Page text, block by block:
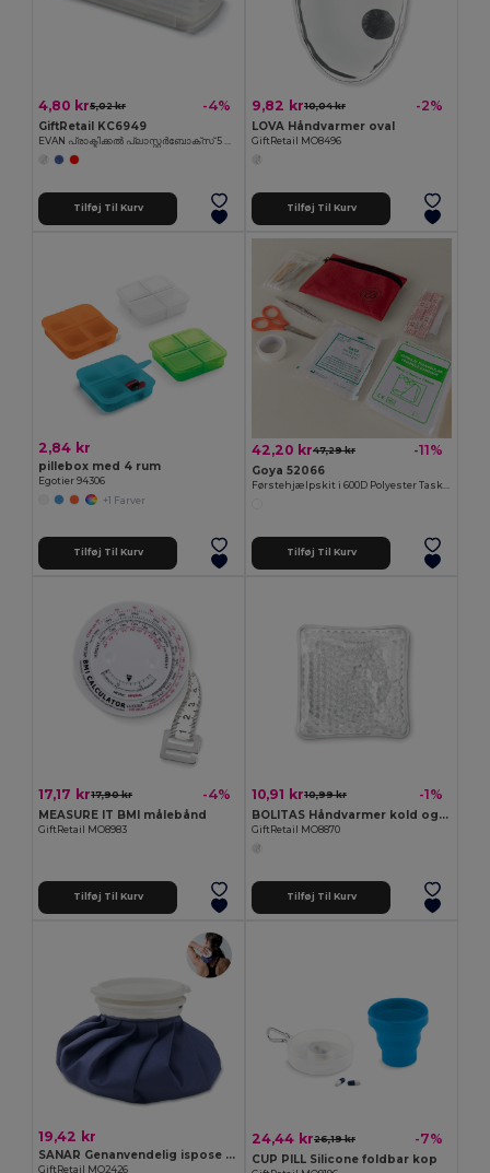
4,80 kr5,02 kr -4%
GiftRetail KC6949
Tilføj Til Kurv
9,82 kr10,04 kr -2%
LOVA Håndvarmer oval
GiftRetail MO8496
Tilføj Til Kurv
2,84 kr
pillebox med 4 rum
Egotier 94306
+1 Farver
Tilføj Til Kurv
42,20 kr47,29 kr -11%
Goya 52066
Tilføj Til Kurv
17,17 kr17,90 kr -4%
MEASURE IT BMI målebånd
GiftRetail MO8983
Tilføj Til Kurv
10,91 kr10,99 kr -1%
BOLITAS Håndvarmer kold og varm
GiftRetail MO8870
Tilføj Til Kurv
19,42 kr
SANAR Genanvendelig ispose af polyester
GiftRetail MO2426
24,44 kr26,19 kr -7%
CUP PILL Silicone foldbar kop